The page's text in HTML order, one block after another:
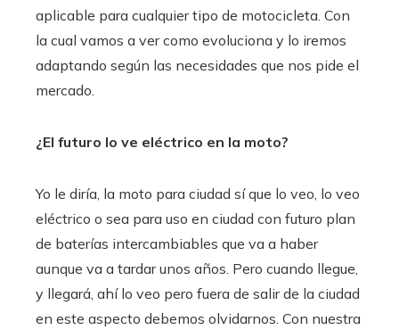
aplicable para cualquier tipo de motocicleta. Con
la cual vamos a ver como evoluciona y lo iremos
adaptando según las necesidades que nos pide el
mercado.
¿El futuro lo ve eléctrico en la moto?
Yo le diría, la moto para ciudad sí que lo veo, lo veo
eléctrico o sea para uso en ciudad con futuro plan
de baterías intercambiables que va a haber
aunque va a tardar unos años. Pero cuando llegue,
y llegará, ahí lo veo pero fuera de salir de la ciudad
en este aspecto debemos olvidarnos. Con nuestra